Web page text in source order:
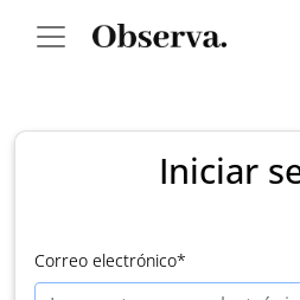
Iniciar
Correo electrónico*